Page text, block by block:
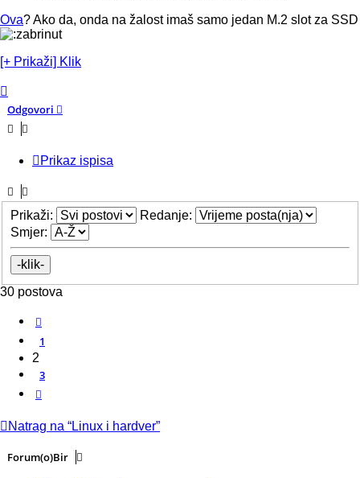
Ova? Ako da, onda na žalost imaš samo jedan M.2 slot za SSD
[+ Prikaži] Klik
Odgovori
Prikaz ispisa
Prikaži:
Redanje:
Smjer:
30 postova
1
2
3
Natrag na “Linux i hardver”
Forum(o)Bir